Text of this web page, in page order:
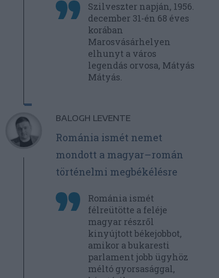
Szilveszter napján, 1956.
december 31-én 68 éves
korában
Marosvásárhelyen
elhunyt a város
legendás orvosa, Mátyás
Mátyás.
BALOGH LEVENTE
Románia ismét nemet
mondott a magyar–román
történelmi megbékélésre
Románia ismét
félreütötte a feléje
magyar részről
kinyújtott békejobbot,
amikor a bukaresti
parlament jobb ügyhöz
méltó gyorsasággal,